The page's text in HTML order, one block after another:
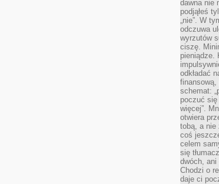
dawna nie
podjąłeś
„nie”. W
odczuwa
wyrzutów
ciszę.
pieniądze.
odkładać
finansową,
schemat:
poczuć
więcej”.
otwiera
tobą, a nie
coś
celem
się
dwóch,
Chodzi o
daje ci